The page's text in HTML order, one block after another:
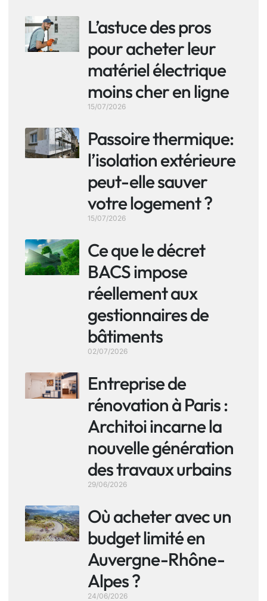
L’astuce des pros
pour acheter leur
matériel électrique
moins cher en ligne
15/07/2026
Passoire thermique:
l’isolation extérieure
peut-elle sauver
votre logement ?
15/07/2026
Ce que le décret
BACS impose
réellement aux
gestionnaires de
bâtiments
02/07/2026
Entreprise de
rénovation à Paris :
Architoi incarne la
nouvelle génération
des travaux urbains
29/06/2026
Où acheter avec un
budget limité en
Auvergne-Rhône-
Alpes ?
24/06/2026